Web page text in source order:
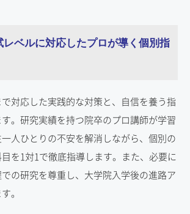
レベルに対応したプロが導く個別指
対応した実践的な対策と、自信を養う指
。研究実績を持つ院卒のプロ講師が学習
人ひとりの不安を解消しながら、個別の
を1対1で徹底指導します。また、必要に
の研究を尊重し、大学院入学後の進路ア
。